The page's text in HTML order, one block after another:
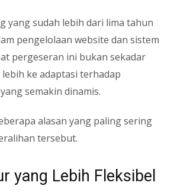
yang sudah lebih dari lima tahun
pengelolaan website dan sistem
pergeseran ini bukan sekadar
ke adaptasi terhadap
semakin dinamis.
alasan yang paling sering
tersebut.
yang Lebih Fleksibel